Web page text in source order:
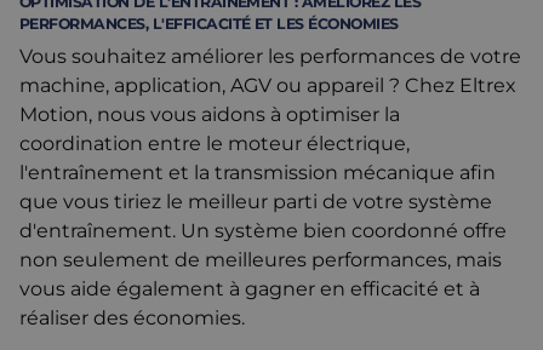
PERFORMANCES, L'EFFICACITÉ ET LES ÉCONOMIES
Vous souhaitez améliorer les performances de votre
machine, application, AGV ou appareil ? Chez Eltrex
Motion, nous vous aidons à optimiser la
coordination entre le moteur électrique,
l'entraînement et la transmission mécanique afin
que vous tiriez le meilleur parti de votre système
d'entraînement. Un système bien coordonné offre
non seulement de meilleures performances, mais
vous aide également à gagner en efficacité et à
réaliser des économies.